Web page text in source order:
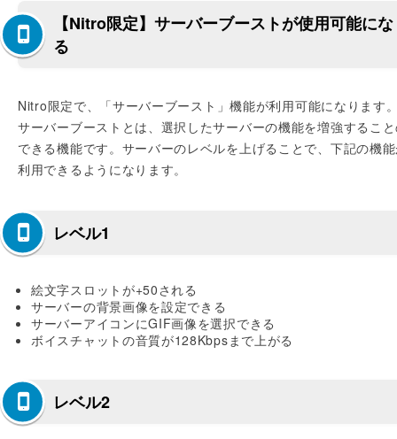
【Nitro限定】サーバーブーストが使用可能にな
る
Nitro限定で、「サーバーブースト」機能が利用可能になります
サーバーブーストとは、選択したサーバーの機能を増強するこ
できる機能です。サーバーのレベルを上げることで、下記の機
利用できるようになります。
レベル1
絵文字スロットが+50される
サーバーの背景画像を設定できる
サーバーアイコンにGIF画像を選択できる
ボイスチャットの音質が128Kbpsまで上がる
レベル2